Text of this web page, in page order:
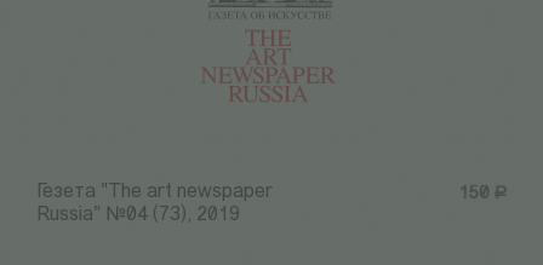
150 Р
Гезета "The art newspaper
Russia" №04 (73), 2019